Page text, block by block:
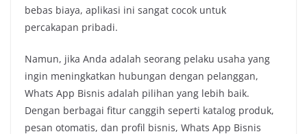
bebas biaya, aplikasi ini sangat cocok untuk
percakapan pribadi.
Namun, jika Anda adalah seorang pelaku usaha yang
ingin meningkatkan hubungan dengan pelanggan,
Whats App Bisnis adalah pilihan yang lebih baik.
Dengan berbagai fitur canggih seperti katalog produk,
pesan otomatis, dan profil bisnis, Whats App Bisnis